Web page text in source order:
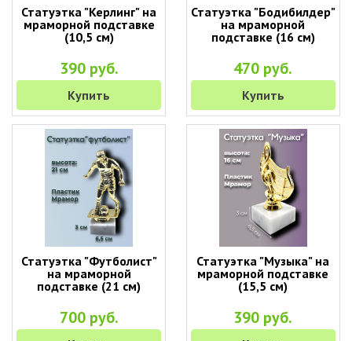
Статуэтка "Керлинг" на
мраморной подставке
(10,5 см)
390 руб.
Купить
Статуэтка "Бодибилдер"
на мраморной
подставке (16 см)
470 руб.
Купить
Статуэтка "Футболист"
на мраморной
подставке (21 см)
700 руб.
Статуэтка "Музыка" на
мраморной подставке
(15,5 см)
390 руб.